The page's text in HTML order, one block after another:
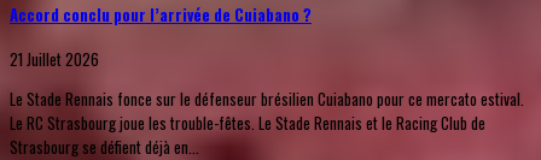
Accord conclu pour l’arrivée de Cuiabano ?
21 Juillet 2026
Le Stade Rennais fonce sur le défenseur brésilien Cuiabano pour ce mercato estival.
Le RC Strasbourg joue les trouble-fêtes. Le Stade Rennais et le Racing Club de
Strasbourg se défient déjà en...